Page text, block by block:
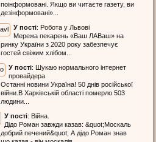
поінформовані. Якщо ви читаєте газету, ви
дезінформовані»...
У пості: Робота у Львові
Мережа пекарень «Ваш ЛАВаш» на
ринку України з 2020 року забезпечує
гостей свіжим хлібом...
У пості: Шукаю нормального інтернет
провайдера
Останні новини Україна! 50 днів російської
війни.В Харківській області померло 503
людини...
У пості: Війна.
Дідо Роман завжди казав: &quot;Москаль
добрий печений&quot; А дідо Роман знав